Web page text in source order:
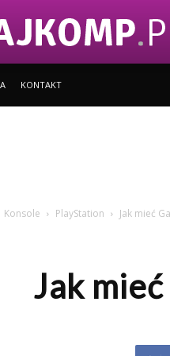
KONTAKT
Konsole PlayStation Jak mieć
Jak mieć